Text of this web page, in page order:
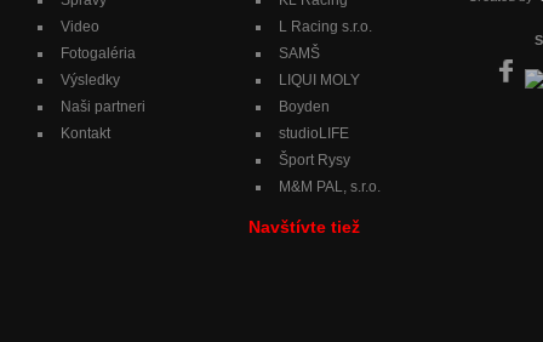
Video
Fotogaléria
Výsledky
Naši partneri
Kontakt
L Racing s.r.o.
SAMŠ
LIQUI MOLY
Boyden
studioLIFE
Šport Rysy
M&M PAL, s.r.o.
Navštívte tiež